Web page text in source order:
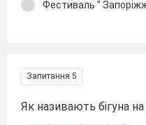
Фестиваль "
Запитання 5
Як називають бігуна на